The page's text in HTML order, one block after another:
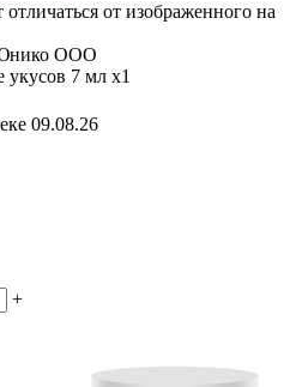
от изображенного на
ООО
укусов 7 мл x1
09.08.26
+